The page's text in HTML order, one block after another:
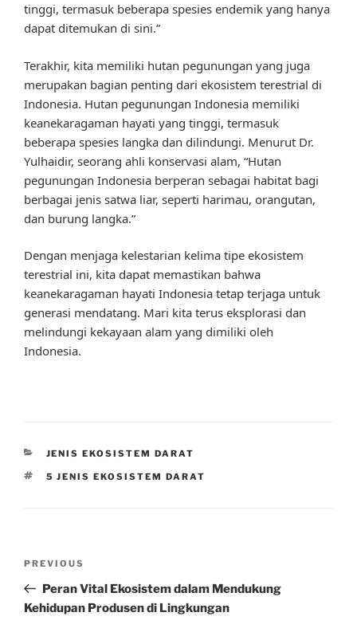
tinggi, termasuk beberapa spesies endemik yang hanya
dapat ditemukan di sini.”
Terakhir, kita memiliki hutan pegunungan yang juga
merupakan bagian penting dari ekosistem terestrial di
Indonesia. Hutan pegunungan Indonesia memiliki
keanekaragaman hayati yang tinggi, termasuk
beberapa spesies langka dan dilindungi. Menurut Dr.
Yulhaidir, seorang ahli konservasi alam, “Hutan
pegunungan Indonesia berperan sebagai habitat bagi
berbagai jenis satwa liar, seperti harimau, orangutan,
dan burung langka.”
Dengan menjaga kelestarian kelima tipe ekosistem
terestrial ini, kita dapat memastikan bahwa
keanekaragaman hayati Indonesia tetap terjaga untuk
generasi mendatang. Mari kita terus eksplorasi dan
melindungi kekayaan alam yang dimiliki oleh
Indonesia.
CATEGORIES
JENIS EKOSISTEM DARAT
TAGS
5 JENIS EKOSISTEM DARAT
Previous
Post
PREVIOUS
Peran Vital Ekosistem dalam Mendukung
Kehidupan Produsen di Lingkungan